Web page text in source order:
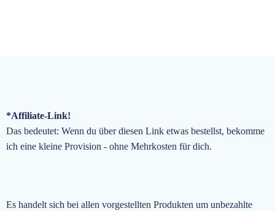
*Affiliate-Link!
Das bedeutet: Wenn du über diesen Link etwas bestellst, bekomme
ich eine kleine Provision - ohne Mehrkosten für dich.
Es handelt sich bei allen vorgestellten Produkten um unbezahlte